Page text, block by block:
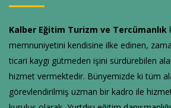
Kalber Eğitim Turizm ve Tercümanlık
memnuniyetini kendisine ilke edinen,
ticari kaygı gütmeden işini sürdürebilen
hizmet vermektedir. Bünyemizde ki tüm
görevlendirilmiş uzman bir kadro ile